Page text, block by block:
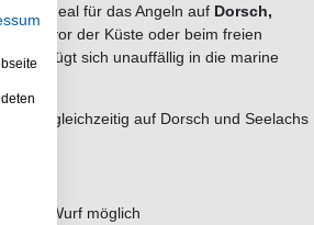
Ideal für das Angeln auf Dorsch,
vor der Küste oder beim freien
fügt sich unauffällig in die marine
gleichzeitig auf Dorsch und Seelachs
Wurf möglich